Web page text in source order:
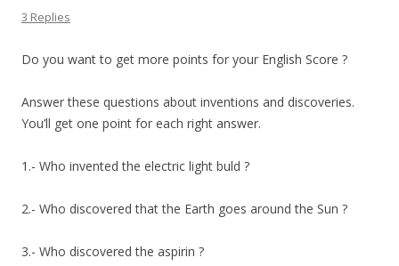
3 Replies
Do you want to get more points for your English Score ?
Answer these questions about inventions and discoveries.
You’ll get one point for each right answer.
1.- Who invented the electric light buld ?
2.- Who discovered that the Earth goes around the Sun ?
3.- Who discovered the aspirin ?